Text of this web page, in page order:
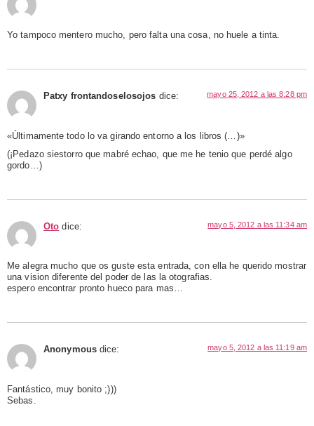
Yo tampoco mentero mucho, pero falta una cosa, no huele a tinta.
Patxy frontandoselosojos dice: mayo 25, 2012 a las 8:28 pm
«Últimamente todo lo va girando entorno a los libros (…)»
(¡Pedazo siestorro que mabré echao, que me he tenio que perdé algo
gordo…)
Oto dice: mayo 5, 2012 a las 11:34 am
Me alegra mucho que os guste esta entrada, con ella he querido mostrar
una vision diferente del poder de las la otografias.
espero encontrar pronto hueco para mas…
Anonymous dice: mayo 5, 2012 a las 11:19 am
Fantástico, muy bonito ;)))
Sebas.